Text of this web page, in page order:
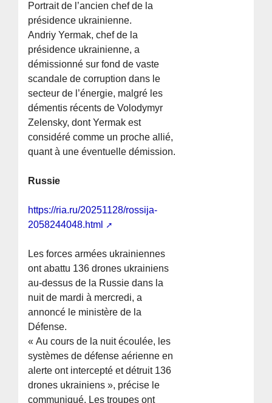
Portrait de l’ancien chef de la
présidence ukrainienne.
Andriy Yermak, chef de la
présidence ukrainienne, a
démissionné sur fond de vaste
scandale de corruption dans le
secteur de l’énergie, malgré les
démentis récents de Volodymyr
Zelensky, dont Yermak est
considéré comme un proche allié,
quant à une éventuelle démission.
Russie
https://ria.ru/20251128/rossija-
2058244048.html
Les forces armées ukrainiennes
ont abattu 136 drones ukrainiens
au-dessus de la Russie dans la
nuit de mardi à mercredi, a
annoncé le ministère de la
Défense.
« Au cours de la nuit écoulée, les
systèmes de défense aérienne en
alerte ont intercepté et détruit 136
drones ukrainiens », précise le
communiqué. Les troupes ont